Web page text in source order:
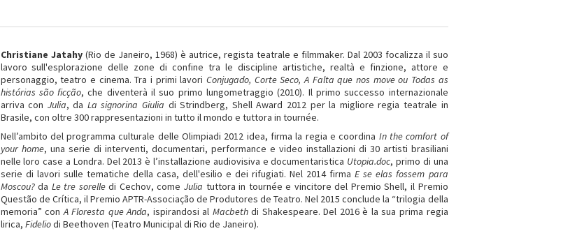
Christiane Jatahy(Rio de Janeiro, 1968) è autrice, regista teatrale e filmmaker. Dal 2003 focalizza il suo
lavoro sull'esplorazione delle zone di confine tra le discipline artistiche, realtà e finzione, attore e
personaggio, teatro e cinema. Tra i primi lavori Conjugado, Corte Seco, A Falta que nos move ou Todas as
histórias são ficção, che diventerà il suo primo lungometraggio (2010). Il primo successo internazionale
arriva con Julia, da La signorina Giulia di Strindberg, Shell Award 2012 per la migliore regia teatrale in
Brasile, con oltre 300 rappresentazioni in tutto il mondo e tuttora in tournée.
Nell’ambito del programma culturale delle Olimpiadi 2012 idea, firma la regia e coordina In the comfort of
your home, una serie di interventi, documentari, performance e video installazioni di 30 artisti brasiliani
nelle loro case a Londra. Del 2013 è l’installazione audiovisiva e documentaristica Utopia.doc, primo di una
serie di lavori sulle tematiche della casa, dell'esilio e dei rifugiati. Nel 2014 firmaE se elas fossem para
Moscou?da Le tre sorelledi Cechov, come Julia tuttora in tournée e vincitore del Premio Shell, il Premio
Questão de Crítica, il Premio APTR-Associação de Produtores de Teatro. Nel 2015 conclude la “trilogia della
memoria” conA Floresta que Anda, ispirandosi al Macbethdi Shakespeare. Del 2016 è la sua prima regia
lirica, Fideliodi Beethoven (Teatro Municipal di Rio de Janeiro).